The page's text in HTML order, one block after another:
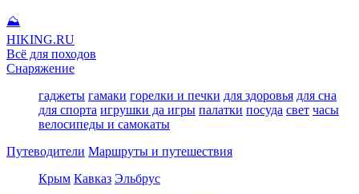
⛰
HIKING.RU
Всё для походов
Снаряжение
гаджеты гамаки горелки и печки для здоровья для сна
для спорта игрушки да игры палатки посуда свет часы
велосипеды и самокаты
Путеводители Маршруты и путешествия
Крым Кавказ Эльбрус